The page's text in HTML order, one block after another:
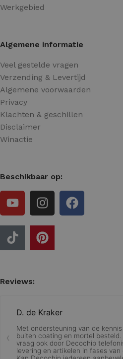
Werkgebied
Algemene informatie
Veel gestelde vragen
Verzending & Levertijd
Algemene voorwaarden
Privacy
Klachten & geschillen
Disclaimer
Winactie
Beschikbaar op:
Reviews: